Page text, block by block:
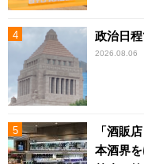
政治日
2026.08.06
「酒販
本酒界